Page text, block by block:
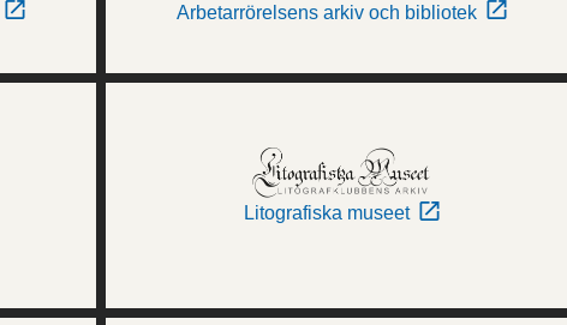
Arbetarrörelsens arkiv och bibliotek
Litografiska museet